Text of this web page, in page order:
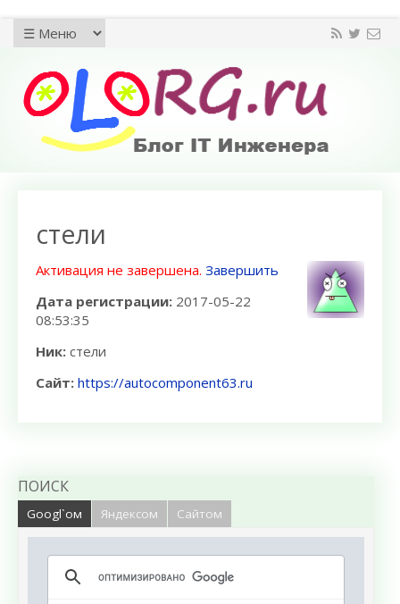
стели
Активация не завершена. Завершить
Дата регистрации: 2017-05-22
08:53:35
Ник: стели
Сайт: https://autocomponent63.ru
ПОИСК
Googl`ом Яндексом Сайтом